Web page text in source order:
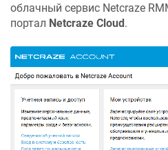
облачный сервис Netcraze
портал Netcraze Cloud.